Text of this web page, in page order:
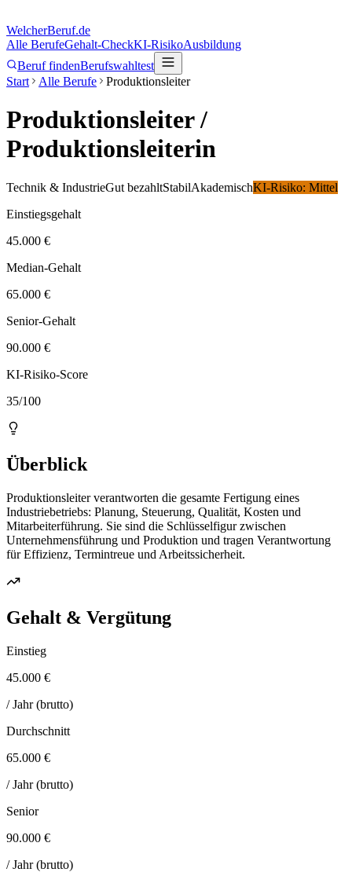
WelcherBeruf.de
Alle BerufeGehalt-CheckKI-RisikoAusbildung
Beruf findenBerufswahltest
Start
Alle Berufe Produktionsleiter
Produktionsleiter/
Produktionsleiterin
Technik & IndustrieGut bezahltStabilAkademischKI-Risiko: Mittel
Einstiegsgehalt
45.000 €
Median-Gehalt
65.000 €
Senior-Gehalt
90.000 €
KI-Risiko-Score
35/100
Überblick
Produktionsleiter verantworten die gesamte Fertigung eines
Industriebetriebs: Planung, Steuerung, Qualität, Kosten und
Mitarbeiterführung. Sie sind die Schlüsselfigur zwischen
Unternehmensführung und Produktion und tragen Verantwortung
für Effizienz, Termintreue und Arbeitssicherheit.
Gehalt & Vergütung
Einstieg
45.000 €
/ Jahr (brutto)
Durchschnitt
65.000 €
/ Jahr (brutto)
Senior
90.000 €
/ Jahr (brutto)